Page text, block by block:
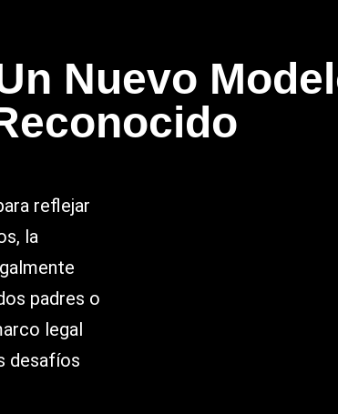
Nuevo
reflejar
la
padres o
legal
desafíos